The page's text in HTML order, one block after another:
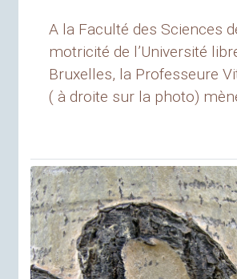
A la Faculté des Sciences
motricité de l’Université
Bruxelles, la Professeure
( à droite sur la photo)